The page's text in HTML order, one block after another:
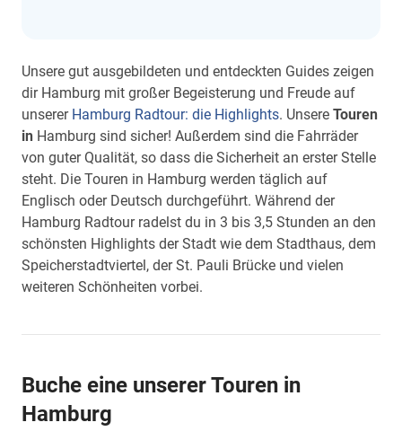
Unsere gut ausgebildeten und entdeckten Guides zeigen
dir Hamburg mit großer Begeisterung und Freude auf
unserer Hamburg Radtour: die Highlights. Unsere Touren
in Hamburg sind sicher! Außerdem sind die Fahrräder
von guter Qualität, so dass die Sicherheit an erster Stelle
steht. Die Touren in Hamburg werden täglich auf
Englisch oder Deutsch durchgeführt. Während der
Hamburg Radtour radelst du in 3 bis 3,5 Stunden an den
schönsten Highlights der Stadt wie dem Stadthaus, dem
Speicherstadtviertel, der St. Pauli Brücke und vielen
weiteren Schönheiten vorbei.
Buche eine unserer Touren in
Hamburg